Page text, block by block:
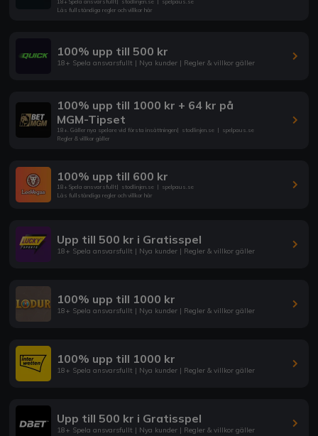
Läs fullständiga regler och villkor här
100% upp till 500 kr
18+ Spela ansvarsfullt | Nya kunder | Regler & villkor gäller
100% upp till 1000 kr + 64 kr på
MGM-Tipset
18+. Gäller nya spelare vid första insättningen| stodlinjen.se | spelpaus.se
Regler & villkor gäller
100% upp till 600 kr
18+ Spela ansvarsfullt| stodlinjen.se | spelpaus.se
Läs fullständiga regler och villkor här
Upp till 500 kr i Gratisspel
18+ Spela ansvarsfullt | Nya kunder | Regler & villkor gäller
100% upp till 1000 kr
18+ Spela ansvarsfullt | Nya kunder | Regler & villkor gäller
100% upp till 1000 kr
18+ Spela ansvarsfullt | Nya kunder | Regler & villkor gäller
Upp till 500 kr i Gratisspel
18+ Spela ansvarsfullt | Nya kunder | Regler & villkor gäller